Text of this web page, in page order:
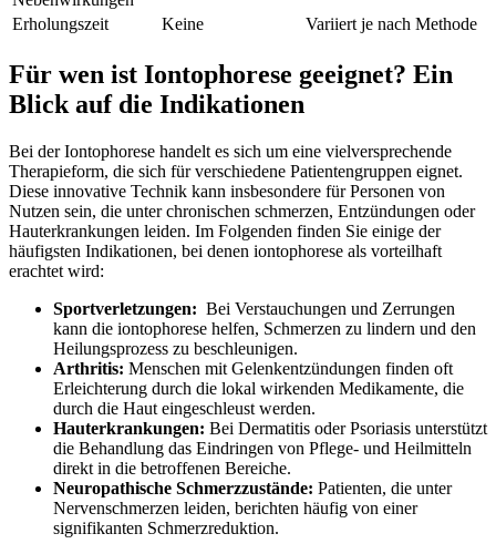
Erholungszeit
Keine Variiert je nach Methode
Für wen⁤ ist Iontophorese geeignet? Ein
Blick auf die Indikationen
Bei der Iontophorese handelt es sich um eine vielversprechende
Therapieform, die sich​ für verschiedene Patientengruppen eignet.
Diese innovative Technik kann insbesondere‌ für Personen von
Nutzen sein, die ‌unter chronischen schmerzen, Entzündungen oder
Hauterkrankungen leiden. Im Folgenden​ finden Sie einige der
⁤häufigsten Indikationen, bei denen iontophorese als vorteilhaft
erachtet ⁢wird:
Sportverletzungen: ⁢ Bei ​Verstauchungen und Zerrungen​
kann ​die ‌iontophorese helfen, Schmerzen zu lindern und den
Heilungsprozess zu beschleunigen.
Arthritis: Menschen mit Gelenkentzündungen finden oft
Erleichterung durch die lokal wirkenden Medikamente, die
durch die Haut eingeschleust werden.
Hauterkrankungen: Bei‌ Dermatitis oder ‌Psoriasis unterstützt
die Behandlung das Eindringen von Pflege- und⁢ Heilmitteln
direkt in die betroffenen Bereiche.
Neuropathische Schmerzzustände: Patienten, die unter
Nervenschmerzen leiden,‌ berichten häufig von einer
signifikanten Schmerzreduktion.